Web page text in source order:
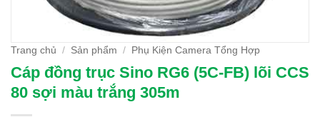
Trang chủ / Sản phẩm / Phụ Kiện Camera Tổng Hợp
Cáp đồng trục Sino RG6 (5C-FB) lõi CCS
80 sợi màu trắng 305m